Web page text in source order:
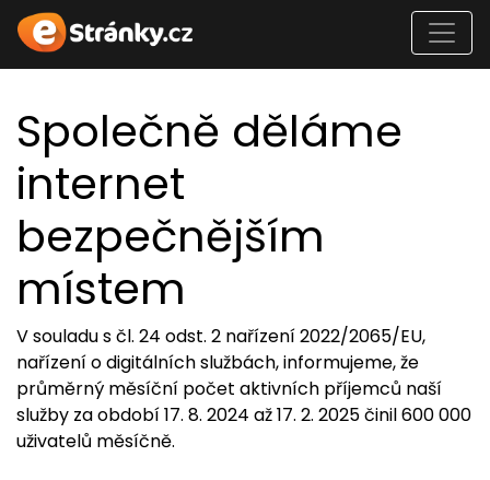
Společně děláme
internet
bezpečnějším
místem
V souladu s čl. 24 odst. 2 nařízení 2022/2065/EU,
nařízení o digitálních službách, informujeme, že
průměrný měsíční počet aktivních příjemců naší
služby za období 17. 8. 2024 až 17. 2. 2025 činil 600 000
uživatelů měsíčně.